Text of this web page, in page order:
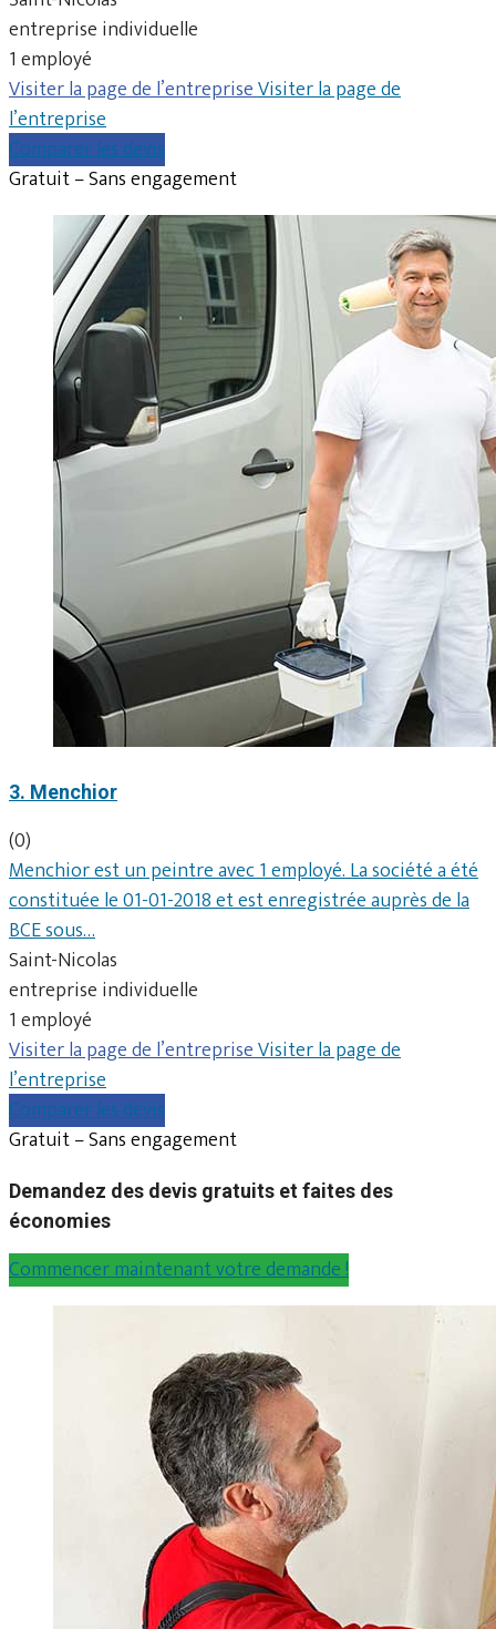
entreprise individuelle
1 employé
Visiter la page de l’entrepriseVisiter la page de
l’entreprise
Comparer les devis
Gratuit – Sans engagement
3. Menchior
(0)
Menchior est un peintre avec 1 employé. La société a été
constituée le 01-01-2018 et est enregistrée auprès de la
BCE sous…
Saint-Nicolas
entreprise individuelle
1 employé
Visiter la page de l’entrepriseVisiter la page de
l’entreprise
Comparer les devis
Gratuit – Sans engagement
Demandez des devis gratuits et faites des
économies
Commencer maintenant votre demande !